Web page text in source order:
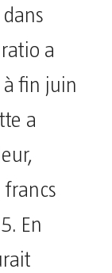
a
à fin juin
a
En